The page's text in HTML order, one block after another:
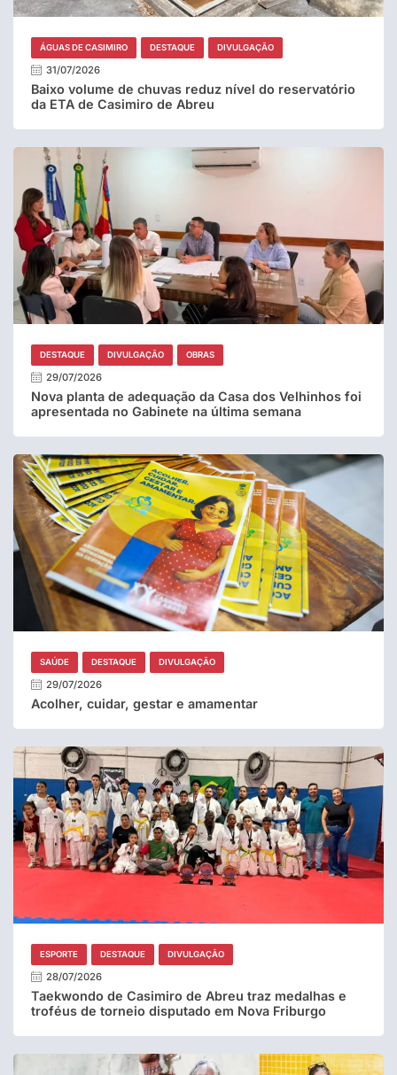
ÁGUAS DE CASIMIRO DESTAQUE DIVULGAÇÃO
31/07/2026
Baixo volume de chuvas reduz nível do reservatório
da ETA de Casimiro de Abreu
DESTAQUE DIVULGAÇÃO OBRAS
29/07/2026
Nova planta de adequação da Casa dos Velhinhos foi
apresentada no Gabinete na última semana
SAÚDE DESTAQUE DIVULGAÇÃO
29/07/2026
Acolher, cuidar, gestar e amamentar
ESPORTE DESTAQUE DIVULGAÇÃO
28/07/2026
Taekwondo de Casimiro de Abreu traz medalhas e
troféus de torneio disputado em Nova Friburgo